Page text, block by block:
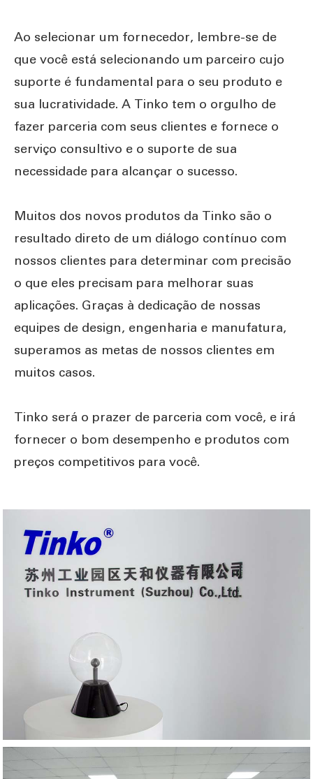
Ao selecionar um fornecedor, lembre-se de
que você está selecionando um parceiro cujo
suporte é fundamental para o seu produto e
sua lucratividade. A Tinko tem o orgulho de
fazer parceria com seus clientes e fornece o
serviço consultivo e o suporte de sua
necessidade para alcançar o sucesso.
Muitos dos novos produtos da Tinko são o
resultado direto de um diálogo contínuo com
nossos clientes para determinar com precisão
o que eles precisam para melhorar suas
aplicações. Graças à dedicação de nossas
equipes de design, engenharia e manufatura,
superamos as metas de nossos clientes em
muitos casos.
Tinko será o prazer de parceria com você, e irá
fornecer o bom desempenho e produtos com
preços competitivos para você.